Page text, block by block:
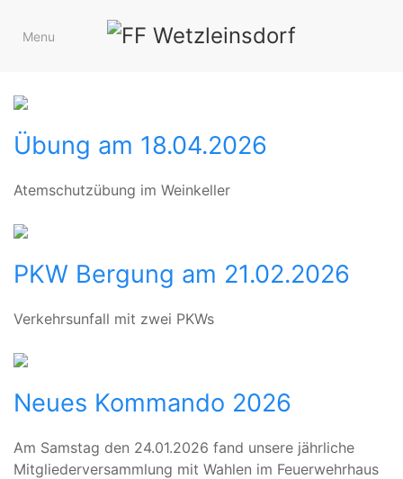
Menu
Übung am 18.04.2026
Atemschutzübung im Weinkeller
PKW Bergung am 21.02.2026
Verkehrsunfall mit zwei PKWs
Neues Kommando 2026
Am Samstag den 24.01.2026 fand unsere jährliche
Mitgliederversammlung mit Wahlen im Feuerwehrhaus